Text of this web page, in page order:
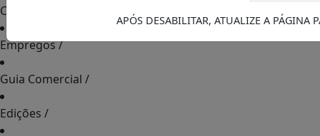
Colunas
Empregos/
Guia Comercial /
Edições /
APÓS DESABILITAR, ATUALIZE A PÁGINA